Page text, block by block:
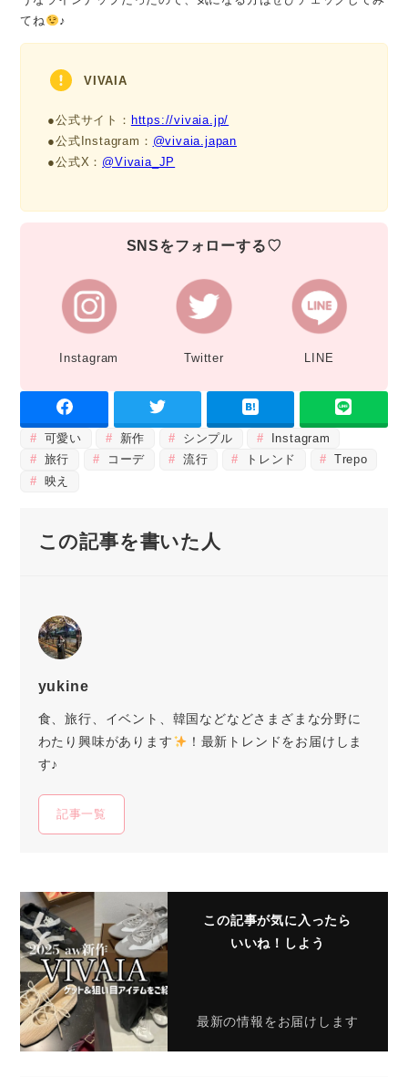
てね
♪
VIVAIA
●公式サイト： https://vivaia.jp/
●公式Instagram： @vivaia.japan
●公式X： @Vivaia_JP
SNSをフォローする♡
Instagram Twitter LINE
可愛い 新作 シンプル
Instagram
旅行
コーデ 流行 トレンド
Trepo
映え
この記事を書いた人
yukine
食、旅行、イベント、韓国などなどさまざまな分野に
わたり興味があります
！最新トレンドをお届けしま
す♪
記事一覧
この記事が気に入ったら
いいね！しよう
最新の情報をお届けします